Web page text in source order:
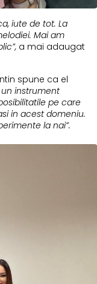
iute de tot. La
Mai am
a mai adaugat
spune ca el
un instrument
pe care
in acest domeniu.
la nai”.